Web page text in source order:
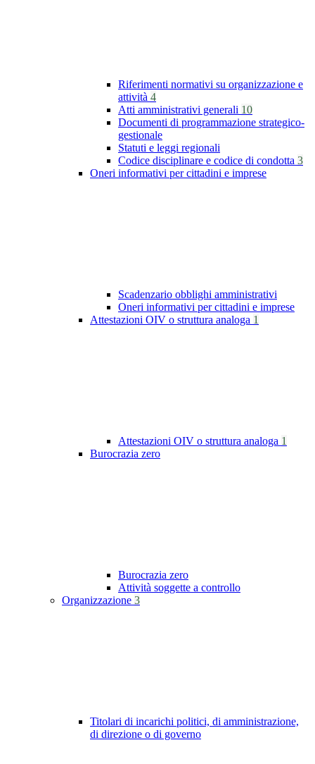
Riferimenti normativi su organizzazione e
attività 4
Atti amministrativi generali 10
Documenti di programmazione strategico-
gestionale
Statuti e leggi regionali
Codice disciplinare e codice di condotta 3
Oneri informativi per cittadini e imprese
Scadenzario obblighi amministrativi
Oneri informativi per cittadini e imprese
Attestazioni OIV o struttura analoga 1
Attestazioni OIV o struttura analoga 1
Burocrazia zero
Burocrazia zero
Attività soggette a controllo
Organizzazione 3
Titolari di incarichi politici, di amministrazione,
di direzione o di governo